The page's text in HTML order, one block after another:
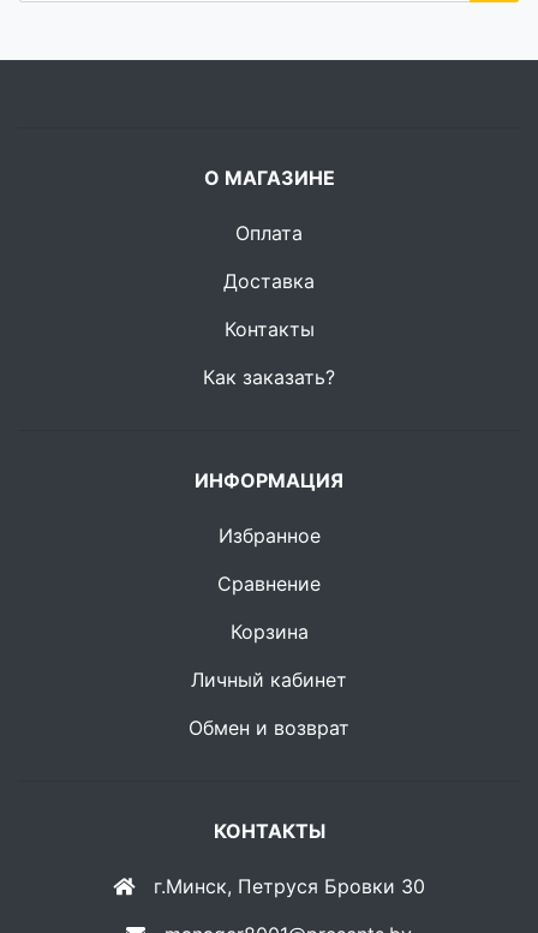
О МАГАЗИНЕ
Оплата
Доставка
Контакты
Как заказать?
ИНФОРМАЦИЯ
Избранное
Сравнение
Корзина
Личный кабинет
Обмен и возврат
КОНТАКТЫ
г.Минск, Петруся Бровки 30